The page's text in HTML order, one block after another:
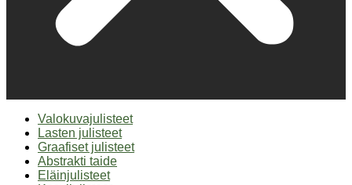
Valokuvajulisteet
Lasten julisteet
Graafiset julisteet
Abstrakti taide
Eläinjulisteet